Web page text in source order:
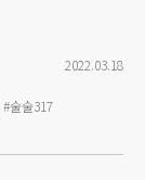
2022.03.18
#술술317